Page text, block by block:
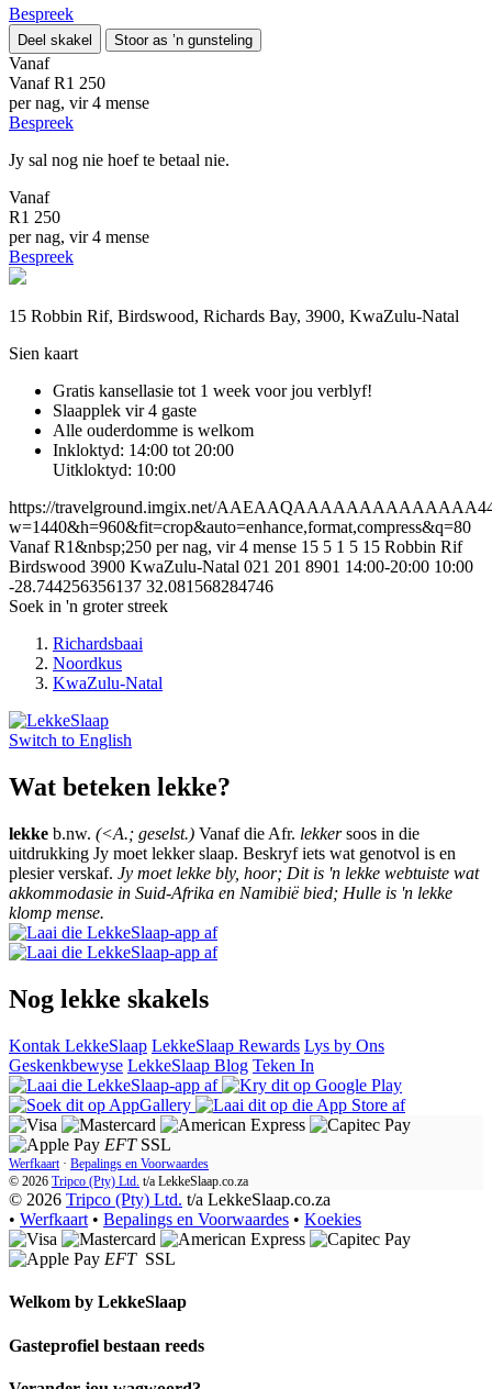
Bespreek
Deel skakel Stoor as ’n gunsteling
Vanaf
Vanaf R1 250
per nag, vir 4 mense
Bespreek
Jy sal nog nie hoef te betaal nie.
Vanaf
R1 250
per nag, vir 4 mense
Bespreek
15 Robbin Rif, Birdswood, Richards Bay, 3900, KwaZulu-Natal
Sien kaart
Gratis kansellasie tot 1 week voor jou verblyf!
Slaapplek vir 4 gaste
Alle ouderdomme is welkom
Inkloktyd: 14:00 tot 20:00
Uitkloktyd: 10:00
https://travelground.imgix.net/
w=1440&h=960&fit=crop&auto=enhance,format,compress&q=80
Vanaf R1&nbsp;250 per nag, vir 4 mense 15 5 1 5 15 Robbin Rif
Birdswood 3900 KwaZulu-Natal 021 201 8901 14:00-20:00 10:00
-28.744256356137 32.081568284746
Soek in 'n groter streek
Richardsbaai
Noordkus
KwaZulu-Natal
Switch to English
Wat beteken lekke?
lekke b.nw. (<A.; geselst.) Vanaf die Afr. lekkersoos in die
uitdrukking Jy moet lekker slaap. Beskryf iets wat genotvol is en
plesier verskaf. Jy moet lekke bly, hoor; Dit is 'n lekke webtuiste wat
akkommodasie in Suid-Afrika en Namibië bied; Hulle is 'n lekke
klomp mense.
Nog lekke skakels
Kontak LekkeSlaap LekkeSlaap Rewards Lys by Ons
Geskenkbewyse LekkeSlaap Blog Teken In
EFT SSL
Werfkaart · Bepalings en Voorwaardes
© 2026 Tripco (Pty) Ltd. t/a LekkeSlaap.co.za
© 2026 Tripco (Pty) Ltd. t/a LekkeSlaap.co.za
• Werfkaart • Bepalings en Voorwaardes • Koekies
EFT SSL
Welkom by LekkeSlaap
Gasteprofiel bestaan ​​reeds